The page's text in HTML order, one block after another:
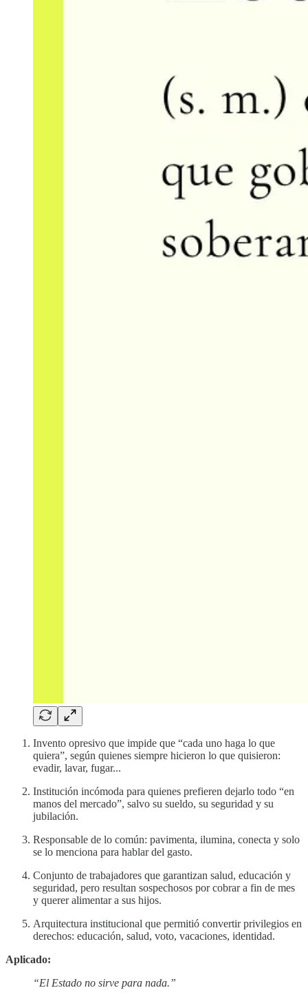
Invento opresivo que impide que “cada uno haga lo que
quiera”, según quienes siempre hicieron lo que quisieron:
evadir, lavar, fugar...
Institución incómoda para quienes prefieren dejarlo todo “en
manos del mercado”, salvo su sueldo, su seguridad y su
jubilación.
Responsable de lo común: pavimenta, ilumina, conecta y solo
se lo menciona para hablar del gasto.
Conjunto de trabajadores que garantizan salud, educación y
seguridad, pero resultan sospechosos por cobrar a fin de mes
y querer alimentar a sus hijos.
Arquitectura institucional que permitió convertir privilegios en
derechos: educación, salud, voto, vacaciones, identidad.
Aplicado:
“El Estado no sirve para nada.”